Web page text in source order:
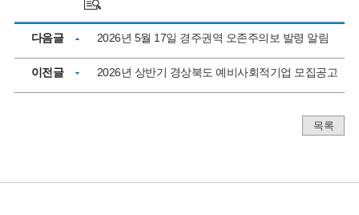
다음글 2026년 5월 17일 경주권역 오존주의보 발령 알림
이전글 2026년 상반기 경상북도 예비사회적기업 모집공고
목록